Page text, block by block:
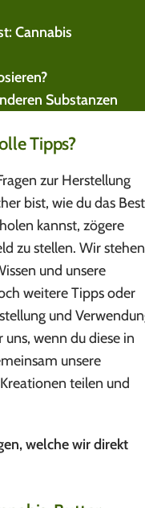
Cannabis
Substanzen
Tipps?
zur Herstellung
bist, wie du das
kannst, zögere
zu stellen. Wir stehen
und unsere
weitere Tipps oder
und
wenn du diese in
unsere
teilen und
welche wir direkt